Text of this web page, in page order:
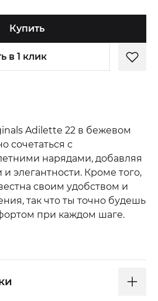
Купить
в 1 клик
Adilette 22 в бежевом
сочетаться с
нарядами, добавляя
элегантности. Кроме того,
своим удобством и
так что ты точно будешь
при каждом шаге.